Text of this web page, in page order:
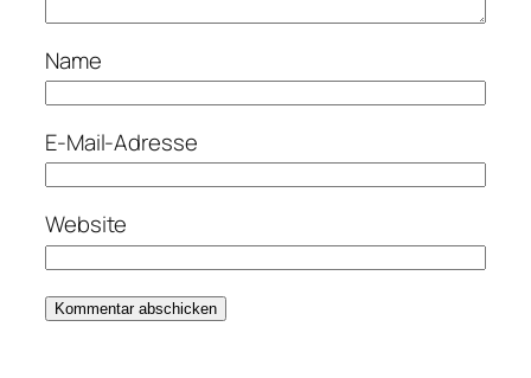
Name
E-Mail-Adresse
Website